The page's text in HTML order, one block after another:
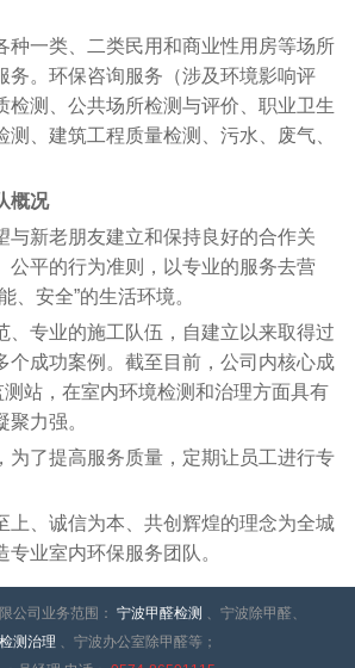
一类、二类民用和商业性用房等场所
务。环保咨询服务（涉及环境影响评
检测、公共场所检测与评价、职业卫生
测、建筑工程质量检测、污水、废气、
概况
新老朋友建立和保持良好的合作关
公平的行为准则，以专业的服务去营
、安全”的生活环境。
专业的施工队伍，自建立以来取得过
个成功案例。截至目前，公司内核心成
站，在室内环境检测和治理方面具有
力强。
了提高服务质量，定期让员工进行专
、诚信为本、共创辉煌的理念为全城
专业室内环保服务团队。
公司业务范围： 宁波甲醛检测 、宁波除甲醛、
测治理 、宁波办公室除甲醛等；